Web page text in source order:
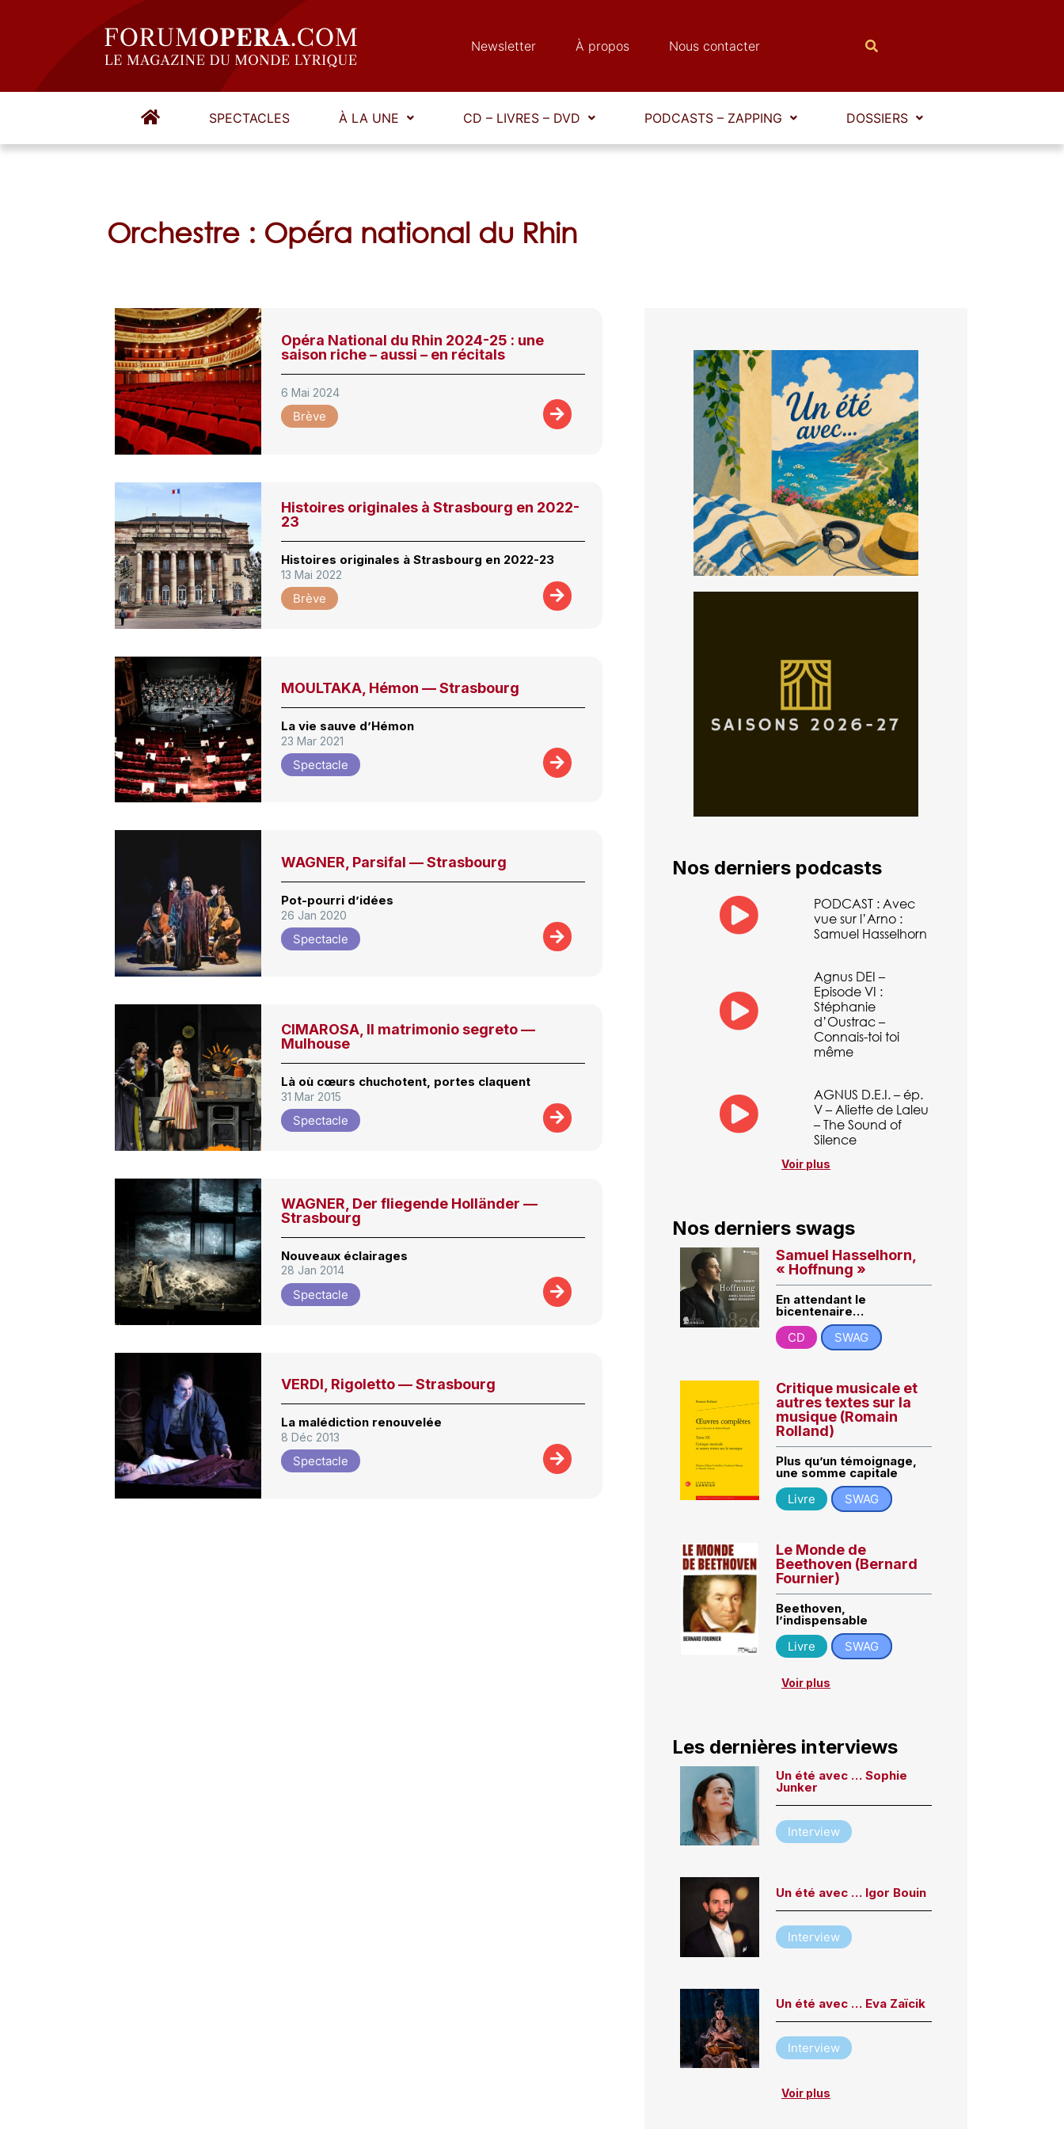
Newsletter À propos Nous contacter
SPECTACLES À LA UNE CD – LIVRES – DVD PODCASTS – ZAPPING DOSSIERS
Orchestre : Opéra national du Rhin
Opéra National du Rhin 2024-25 : une
saison riche – aussi – en récitals
6 Mai 2024
Brève
Histoires originales à Strasbourg en 2022-
23
Histoires originales à Strasbourg en 2022-23
13 Mai 2022
Brève
MOULTAKA, Hémon — Strasbourg
La vie sauve d’Hémon
23 Mar 2021
Spectacle
WAGNER, Parsifal — Strasbourg
Pot-pourri d’idées
26 Jan 2020
Spectacle
CIMAROSA, Il matrimonio segreto —
Mulhouse
Là où cœurs chuchotent, portes claquent
31 Mar 2015
Spectacle
WAGNER, Der fliegende Holländer —
Strasbourg
Nouveaux éclairages
28 Jan 2014
Spectacle
VERDI, Rigoletto — Strasbourg
La malédiction renouvelée
8 Déc 2013
Spectacle
Nos derniers podcasts
PODCAST : Avec
vue sur l’Arno :
Samuel Hasselhorn
Agnus DEI –
Episode VI :
Stéphanie
d’Oustrac –
Connais-toi toi
même
AGNUS D.E.I. – ép.
V – Aliette de Laleu
– The Sound of
Silence
Voir plus
Nos derniers swags
Samuel Hasselhorn,
« Hoffnung »
En attendant le
bicentenaire…
CD
SWAG
Critique musicale et
autres textes sur la
musique (Romain
Rolland)
Plus qu’un témoignage,
une somme capitale
Livre
SWAG
Le Monde de
Beethoven (Bernard
Fournier)
Beethoven,
l’indispensable
Livre
SWAG
Voir plus
Les dernières interviews
Un été avec … Sophie
Junker
Interview
Un été avec … Igor Bouin
Interview
Un été avec … Eva Zaïcik
Interview
Voir plus